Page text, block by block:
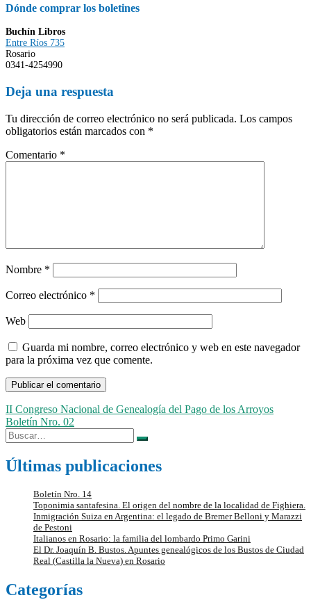
Dónde comprar los boletines
Buchín Libros
Entre Ríos 735
Rosario
0341-4254990
Deja una respuesta
Tu dirección de correo electrónico no será publicada. Los campos
obligatorios están marcados con *
Comentario *
Nombre *
Correo electrónico *
Web
Guarda mi nombre, correo electrónico y web en este navegador
para la próxima vez que comente.
Navegación
de
entradas
II Congreso Nacional de Genealogía del Pago de los Arroyos
Boletín Nro. 02
Buscar:
Últimas publicaciones
Boletín Nro. 14
Toponimia santafesina. El origen del nombre de la localidad de Fighiera.
Inmigración Suiza en Argentina: el legado de Bremer Belloni y Marazzi
de Pestoni
Italianos en Rosario: la familia del lombardo Primo Garini
El Dr. Joaquín B. Bustos. Apuntes genealógicos de los Bustos de Ciudad
Real (Castilla la Nueva) en Rosario
Categorías